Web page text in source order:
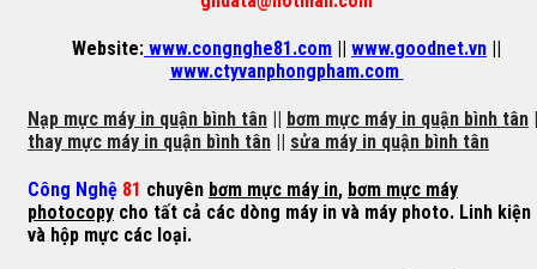
Website: www.congnghe81.com || www.goodnet.vn ||
www.ctyvanphongpham.com
Nạp mực máy in quận bình tân bơm mực máy in quận bình tân
thay mực máy in quận bình tân
sửa máy in quận bình tân
Công Nghệ 81 chuyên bơm mực máy in, bơm mực máy
photocopy cho tất cả các dòng máy in và máy photo. Linh kiện
và hộp mực các loại.